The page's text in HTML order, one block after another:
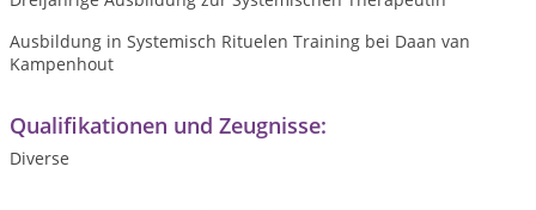
Ausbildung in Systemisch Rituelen Training bei Daan van
Kampenhout
Qualifikationen und Zeugnisse:
Diverse